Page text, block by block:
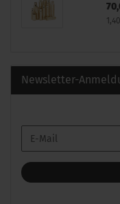
Newsletter-
ZUR
ANMELDUNG
E-
Mail